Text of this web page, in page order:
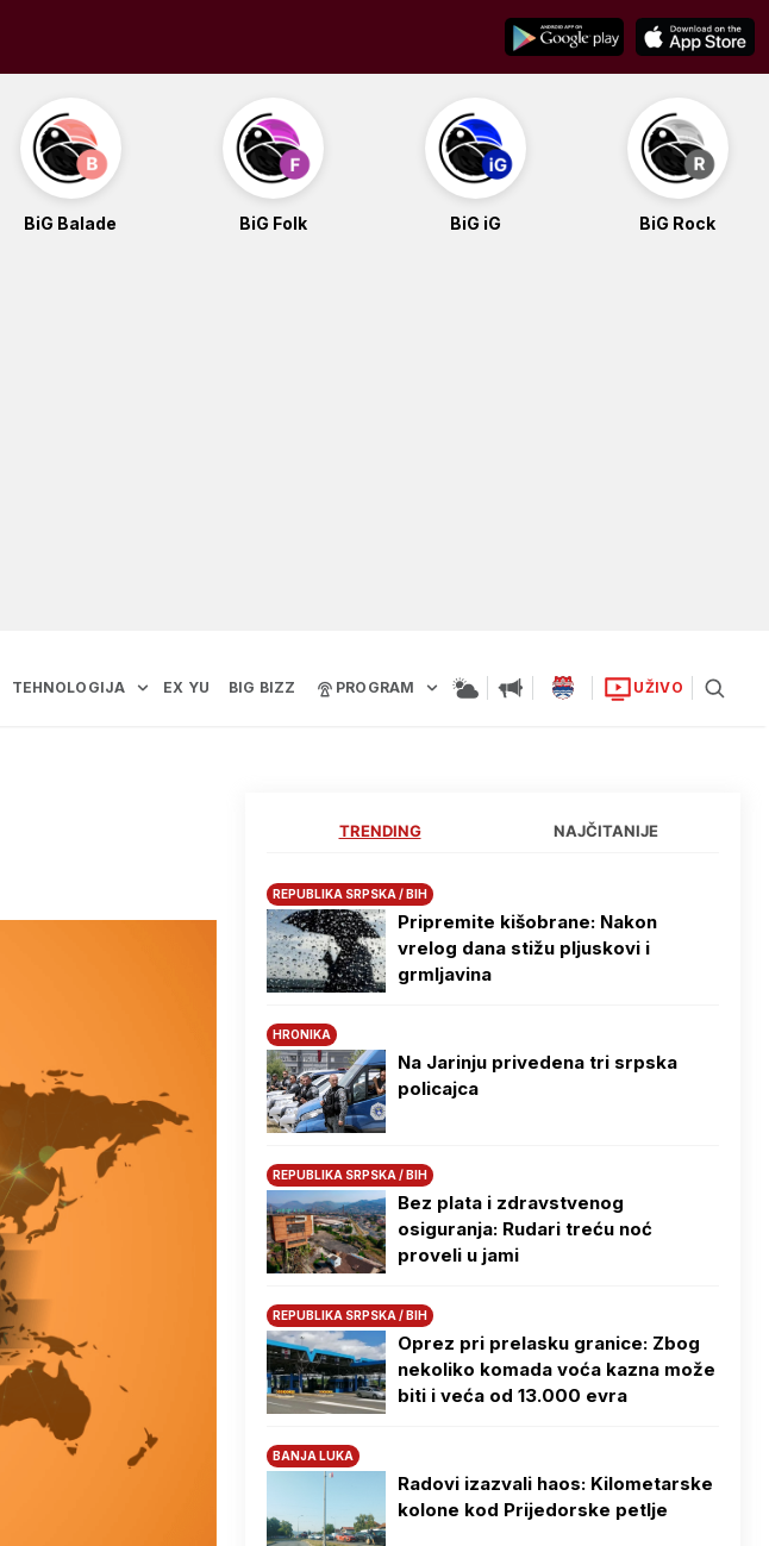
BiG Balade BiG Folk BiG iG BiG Rock
TEHNOLOGIJA EX YU BIG BIZZ PROGRAM UŽIVO
TRENDING NAJČITANIJE
REPUBLIKA SRPSKA / BIH
Pripremite kišobrane: Nakon
vrelog dana stižu pljuskovi i
grmljavina
HRONIKA
Na Јarinju privedena tri srpska
policajca
REPUBLIKA SRPSKA / BIH
Bez plata i zdravstvenog
osiguranja: Rudari treću noć
proveli u jami
REPUBLIKA SRPSKA / BIH
Oprez pri prelasku granice: Zbog
nekoliko komada voća kazna može
biti i veća od 13.000 evra
BANJA LUKA
Radovi izazvali haos: Kilometarske
kolone kod Prijedorske petlje